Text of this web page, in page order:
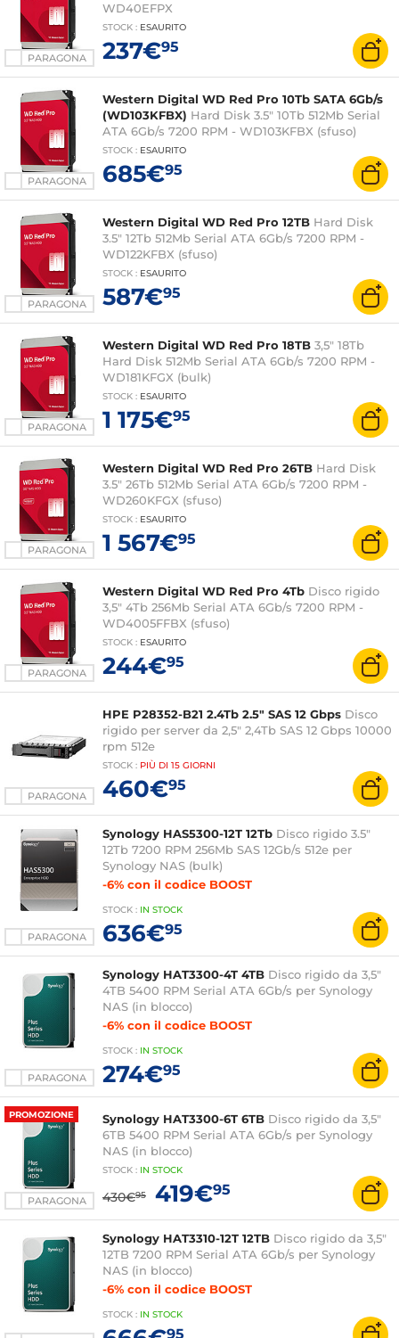
PARAGONA
WD40EFPX
STOCK : ESAURITO
237€95
PARAGONA
Western Digital WD Red Pro 10Tb SATA 6Gb/s
(WD103KFBX) Hard Disk 3.5" 10Tb 512Mb Serial
ATA 6Gb/s 7200 RPM - WD103KFBX (sfuso)
STOCK : ESAURITO
685€95
PARAGONA
Western Digital WD Red Pro 12TB Hard Disk
3.5" 12Tb 512Mb Serial ATA 6Gb/s 7200 RPM -
WD122KFBX (sfuso)
STOCK : ESAURITO
587€95
PARAGONA
Western Digital WD Red Pro 18TB 3,5" 18Tb
Hard Disk 512Mb Serial ATA 6Gb/s 7200 RPM -
WD181KFGX (bulk)
STOCK : ESAURITO
1 175€95
PARAGONA
Western Digital WD Red Pro 26TB Hard Disk
3.5" 26Tb 512Mb Serial ATA 6Gb/s 7200 RPM -
WD260KFGX (sfuso)
STOCK : ESAURITO
1 567€95
PARAGONA
Western Digital WD Red Pro 4Tb Disco rigido
3,5" 4Tb 256Mb Serial ATA 6Gb/s 7200 RPM -
WD4005FFBX (sfuso)
STOCK : ESAURITO
244€95
PARAGONA
HPE P28352-B21 2.4Tb 2.5" SAS 12 Gbps Disco
rigido per server da 2,5" 2,4Tb SAS 12 Gbps 10000
rpm 512e
STOCK : PIÙ DI 15 GIORNI
460€95
PARAGONA
Synology HAS5300-12T 12Tb Disco rigido 3.5"
12Tb 7200 RPM 256Mb SAS 12Gb/s 512e per
Synology NAS (bulk)
-6% con il codice BOOST
STOCK : IN STOCK
636€95
PARAGONA
Synology HAT3300-4T 4TB Disco rigido da 3,5"
4TB 5400 RPM Serial ATA 6Gb/s per Synology
NAS (in blocco)
-6% con il codice BOOST
STOCK : IN STOCK
274€95
PROMOZIONE
PARAGONA
Synology HAT3300-6T 6TB Disco rigido da 3,5"
6TB 5400 RPM Serial ATA 6Gb/s per Synology
NAS (in blocco)
STOCK : IN STOCK
430€95 419€95
Synology HAT3310-12T 12TB Disco rigido da 3,5"
12TB 7200 RPM Serial ATA 6Gb/s per Synology
NAS (in blocco)
-6% con il codice BOOST
STOCK : IN STOCK
95